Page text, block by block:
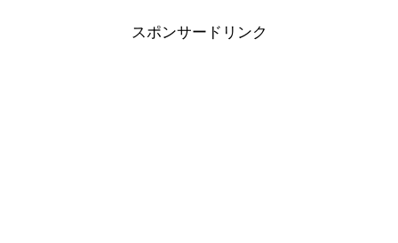
スポンサードリンク